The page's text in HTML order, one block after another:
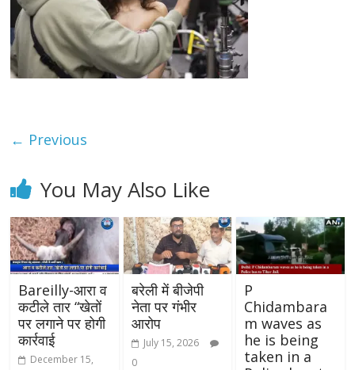
← Previous
You May Also Like
Bareilly-आरा व
कटीले तार “खेतों
पर लगाने पर होगी
कार्रवाई
December 15,
बरेली में बीजेपी
नेता पर गंभीर
आरोप
July 15, 2026
0
P
Chidambara
m waves as
he is being
taken in a